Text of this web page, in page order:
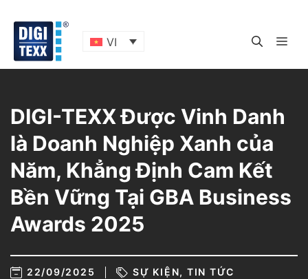
content
VI
DIGI-TEXX Được Vinh Danh
là Doanh Nghiệp Xanh của
Năm, Khẳng Định Cam Kết
Bền Vững Tại GBA Business
Awards 2025
22/09/2025 SỰ KIỆN, TIN TỨC